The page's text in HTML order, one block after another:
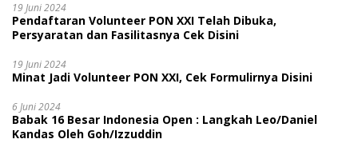
19 Juni 2024
Pendaftaran Volunteer PON XXI Telah Dibuka,
Persyaratan dan Fasilitasnya Cek Disini
19 Juni 2024
Minat Jadi Volunteer PON XXI, Cek Formulirnya Disini
6 Juni 2024
Babak 16 Besar Indonesia Open : Langkah Leo/Daniel
Kandas Oleh Goh/Izzuddin